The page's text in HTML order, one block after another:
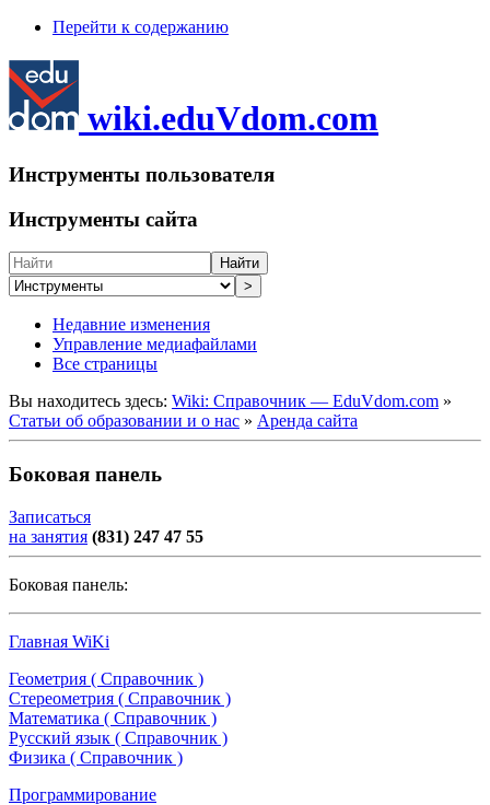
Перейти к содержанию
wiki.eduVdom.com
Инструменты пользователя
Инструменты сайта
Найти
>
Недавние изменения
Управление медиафайлами
Все страницы
Вы находитесь здесь: Wiki: Справочник — EduVdom.com »
Статьи об образовании и о нас » Аренда сайта
Боковая панель
Записаться
на занятия (831) 247 47 55
Боковая панель:
Главная WiKi
Геометрия ( Справочник )
Стереометрия ( Справочник )
Математика ( Справочник )
Русский язык ( Справочник )
Физика ( Справочник )
Программирование